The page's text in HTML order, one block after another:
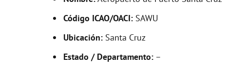
Código ICAO/OACI: SAWU
Ubicación: Santa Cruz
Estado / Departamento: –